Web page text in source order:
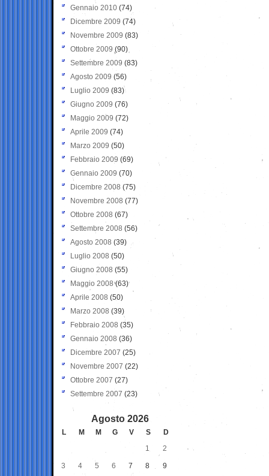
Gennaio 2010 (74)
Dicembre 2009 (74)
Novembre 2009 (83)
Ottobre 2009 (90)
Settembre 2009 (83)
Agosto 2009 (56)
Luglio 2009 (83)
Giugno 2009 (76)
Maggio 2009 (72)
Aprile 2009 (74)
Marzo 2009 (50)
Febbraio 2009 (69)
Gennaio 2009 (70)
Dicembre 2008 (75)
Novembre 2008 (77)
Ottobre 2008 (67)
Settembre 2008 (56)
Agosto 2008 (39)
Luglio 2008 (50)
Giugno 2008 (55)
Maggio 2008(63)
Aprile 2008 (50)
Marzo 2008 (39)
Febbraio 2008 (35)
Gennaio 2008 (36)
Dicembre 2007 (25)
Novembre 2007 (22)
Ottobre 2007 (27)
Settembre 2007 (23)
Agosto 2026
L M M G V S
D
1
2
3 4 5 6 7 8 9